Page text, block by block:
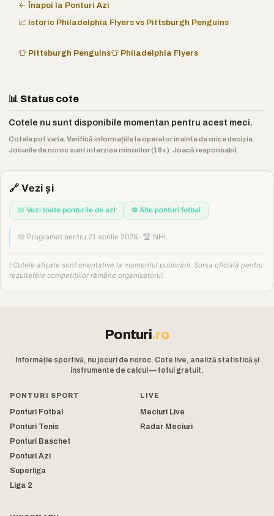
← Înapoi la Ponturi Azi
📈 Istoric Philadelphia Flyers vs Pittsburgh Penguins
👕 Pittsburgh Penguins👕 Philadelphia Flyers
📊 Status cote
Cotele nu sunt disponibile momentan pentru acest meci.
Cotele pot varia. Verifică informațiile la operator înainte de orice decizie.
Jocurile de noroc sunt interzise minorilor (18+). Joacă responsabil.
🔗 Vezi și
📅 Vezi toate ponturile de azi ⚽ Alte ponturi fotbal
📅 Programat pentru 21 aprilie 2026 · 🏆 NHL
ℹ️ Cotele afișate sunt orientative la momentul publicării. Sursa oficială pentru
rezultatele competițiilor rămâne organizatorul.
Ponturi.ro
Informație sportivă, nu jocuri de noroc. Cote live, analiză statistică și
instrumente de calcul — totul gratuit.
PONTURI SPORT
Ponturi Fotbal
Ponturi Tenis
Ponturi Baschet
Ponturi Azi
Superliga
Liga 2
LIVE
Meciuri Live
Radar Meciuri